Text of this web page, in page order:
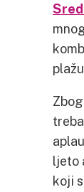
ljeto
koji